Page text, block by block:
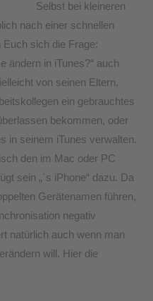
Selbst bei kleineren
nach einer schnellen
Euch sich die Frage:
ändern in iTunes?“ auch
von seinen Eltern,
ein gebrauchtes
bekommen, oder
in seinem iTunes verwalten.
den im Mac oder PC
sein „´s iPhone“ dazu. Da
Gerätenamen führen,
negativ
natürlich auch wenn man
will. Hier die